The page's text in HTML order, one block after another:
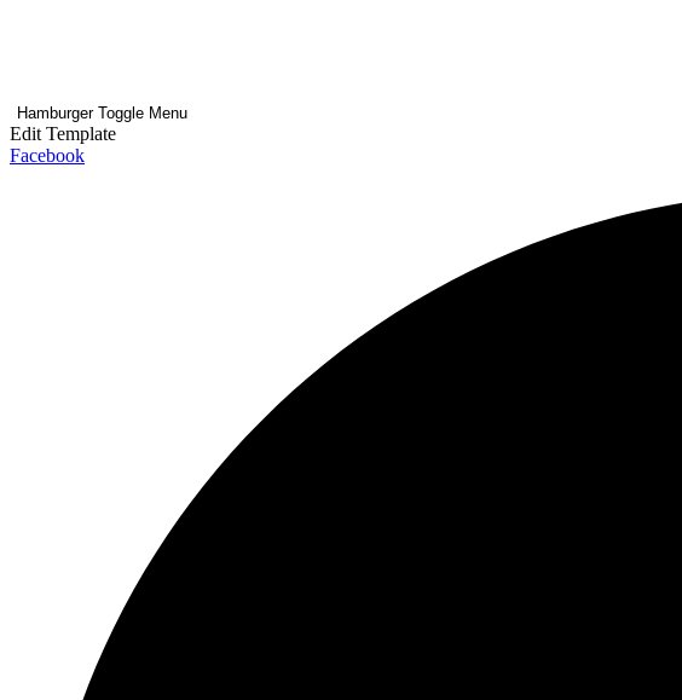
Hamburger Toggle Menu
Edit Template
Facebook